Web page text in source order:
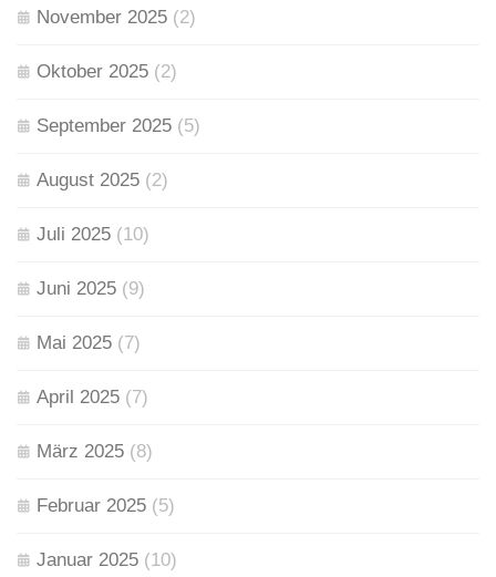
November 2025 (2)
Oktober 2025 (2)
September 2025 (5)
August 2025 (2)
Juli 2025 (10)
Juni 2025 (9)
Mai 2025 (7)
April 2025 (7)
März 2025 (8)
Februar 2025 (5)
Januar 2025 (10)